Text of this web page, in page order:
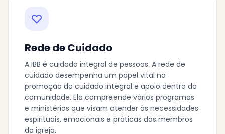
Rede de Cuidado
A IBB é cuidado integral de pessoas. A rede de
cuidado desempenha um papel vital na
promoção do cuidado integral e apoio dentro da
comunidade. Ela compreende vários programas
e ministérios que visam atender às necessidades
espirituais, emocionais e práticas dos membros
da igreja.